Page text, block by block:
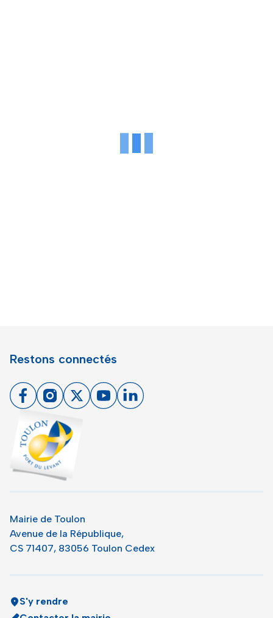
Restons connectés
FacebookInstagram
X YoutubeLinkedin
Mairie de Toulon
Avenue de la République,
CS 71407, 83056 Toulon Cedex
S'y rendre